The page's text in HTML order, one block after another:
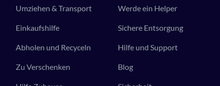
Umziehen & Transport
Einkaufshilfe
Abholen und Recyceln
Zu Verschenken
Werde ein Helper
Sichere Entsorgung
Hilfe und Support
Blog